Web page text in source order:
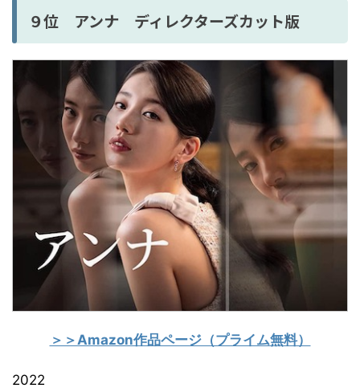
９位 アンナ ディレクターズカット版
＞＞Amazon作品ページ（プライム無料）
2022